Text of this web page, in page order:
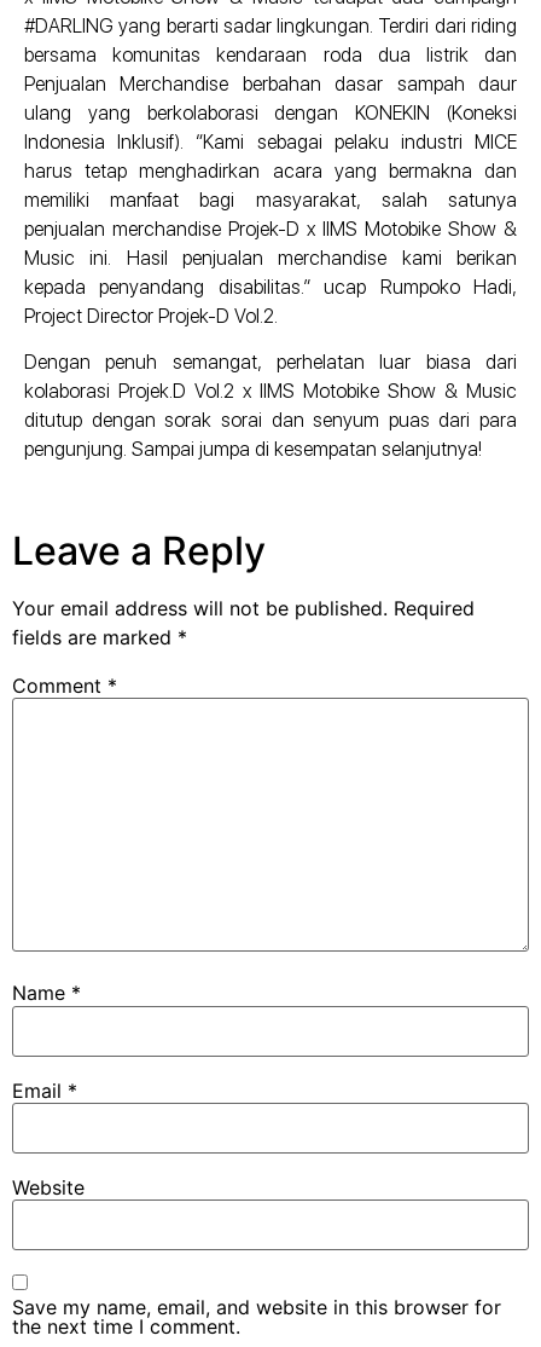
#DARLING yang berarti sadar lingkungan. Terdiri dari riding
bersama komunitas kendaraan roda dua listrik dan
Penjualan Merchandise berbahan dasar sampah daur
ulang yang berkolaborasi dengan KONEKIN (Koneksi
Indonesia Inklusif). “Kami sebagai pelaku industri MICE
harus tetap menghadirkan acara yang bermakna dan
memiliki manfaat bagi masyarakat, salah satunya
penjualan merchandise Projek-D x IIMS Motobike Show &
Music ini. Hasil penjualan merchandise kami berikan
kepada penyandang disabilitas.” ucap Rumpoko Hadi,
Project Director Projek-D Vol.2.
Dengan penuh semangat, perhelatan luar biasa dari
kolaborasi Projek.D Vol.2 x IIMS Motobike Show & Music
ditutup dengan sorak sorai dan senyum puas dari para
pengunjung. Sampai jumpa di kesempatan selanjutnya!
Leave a Reply
Your email address will not be published. Required
fields are marked *
Comment *
Name *
Email *
Website
Save my name, email, and website in this browser for
the next time I comment.